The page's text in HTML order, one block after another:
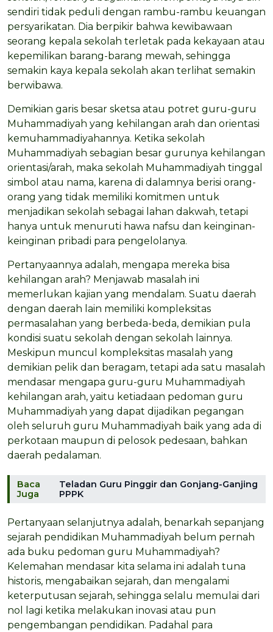
sendiri tidak peduli dengan rambu-rambu keuangan
persyarikatan. Dia berpikir bahwa kewibawaan
seorang kepala sekolah terletak pada kekayaan atau
kepemilikan barang-barang mewah, sehingga
semakin kaya kepala sekolah akan terlihat semakin
berwibawa.
Demikian garis besar sketsa atau potret guru-guru
Muhammadiyah yang kehilangan arah dan orientasi
kemuhammadiyahannya. Ketika sekolah
Muhammadiyah sebagian besar gurunya kehilangan
orientasi/arah, maka sekolah Muhammadiyah tinggal
simbol atau nama, karena di dalamnya berisi orang-
orang yang tidak memiliki komitmen untuk
menjadikan sekolah sebagai lahan dakwah, tetapi
hanya untuk menuruti hawa nafsu dan keinginan-
keinginan pribadi para pengelolanya.
Pertanyaannya adalah, mengapa mereka bisa
kehilangan arah? Menjawab masalah ini
memerlukan kajian yang mendalam. Suatu daerah
dengan daerah lain memiliki kompleksitas
permasalahan yang berbeda-beda, demikian pula
kondisi suatu sekolah dengan sekolah lainnya.
Meskipun muncul kompleksitas masalah yang
demikian pelik dan beragam, tetapi ada satu masalah
mendasar mengapa guru-guru Muhammadiyah
kehilangan arah, yaitu ketiadaan pedoman guru
Muhammadiyah yang dapat dijadikan pegangan
oleh seluruh guru Muhammadiyah baik yang ada di
perkotaan maupun di pelosok pedesaan, bahkan
daerah pedalaman.
Baca
Juga
Teladan Guru Pinggir dan Gonjang-Ganjing
PPPK
Pertanyaan selanjutnya adalah, benarkah sepanjang
sejarah pendidikan Muhammadiyah belum pernah
ada buku pedoman guru Muhammadiyah?
Kelemahan mendasar kita selama ini adalah tuna
historis, mengabaikan sejarah, dan mengalami
keterputusan sejarah, sehingga selalu memulai dari
nol lagi ketika melakukan inovasi atau pun
pengembangan pendidikan. Padahal para